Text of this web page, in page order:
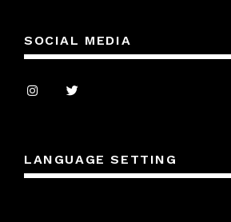
SOCIAL MEDIA
LANGUAGE SETTING